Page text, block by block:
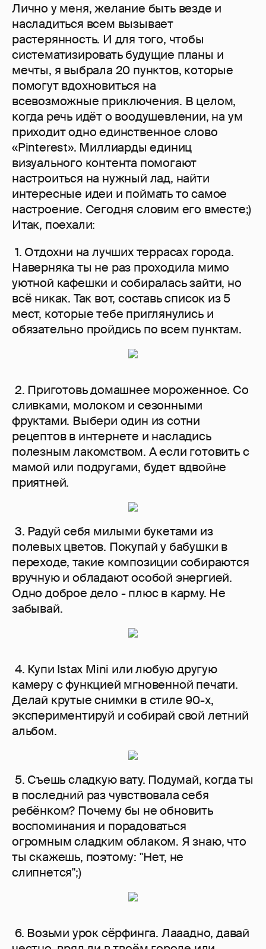
Лично у меня, желание быть везде и
насладиться всем вызывает
растерянность. И для того, чтобы
систематизировать будущие планы и
мечты, я выбрала 20 пунктов, которые
помогут вдохновиться на
всевозможные приключения. В целом,
когда речь идёт о воодушевлении, на ум
приходит одно единственное слово
«Pinterest». Миллиарды единиц
визуального контента помогают
настроиться на нужный лад, найти
интересные идеи и поймать то самое
настроение. Сегодня словим его вместе;)
Итак, поехали:
1. Отдохни на лучших террасах города.
Наверняка ты не раз проходила мимо
уютной кафешки и собиралась зайти, но
всё никак. Так вот, составь список из 5
мест, которые тебе приглянулись и
обязательно пройдись по всем пунктам.
2. Приготовь домашнее мороженное. Со
сливками, молоком и сезонными
фруктами. Выбери один из сотни
рецептов в интернете и насладись
полезным лакомством. А если готовить с
мамой или подругами, будет вдвойне
приятней.
3. Радуй себя милыми букетами из
полевых цветов. Покупай у бабушки в
переходе, такие композиции собираются
вручную и обладают особой энергией.
Одно доброе дело - плюс в карму. Не
забывай.
4. Купи Istax Mini или любую другую
камеру с функцией мгновенной печати.
Делай крутые снимки в стиле 90-х,
экспериментируй и собирай свой летний
альбом.
5. Съешь сладкую вату. Подумай, когда ты
в последний раз чувствовала себя
ребёнком? Почему бы не обновить
воспоминания и порадоваться
огромным сладким облаком. Я знаю, что
ты скажешь, поэтому: "Нет, не
слипнется";)
6. Возьми урок сёрфинга. Лааадно, давай